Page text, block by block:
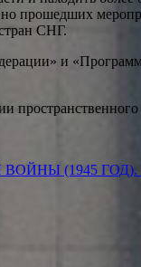
прошедших
СНГ.
и
(1945